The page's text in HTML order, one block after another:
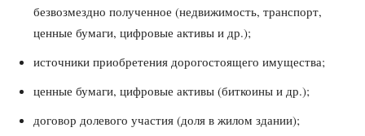
безвозмездно полученное (недвижимость, транспорт,
ценные бумаги, цифровые активы и др.);
источники приобретения дорогостоящего имущества;
ценные бумаги, цифровые активы (биткоины и др.);
договор долевого участия (доля в жилом здании);